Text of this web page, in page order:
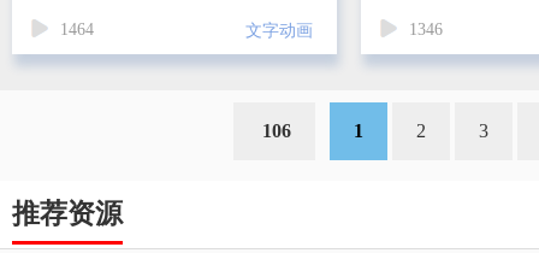
1464 文字动画 1346
106 1 2 3
推荐资源